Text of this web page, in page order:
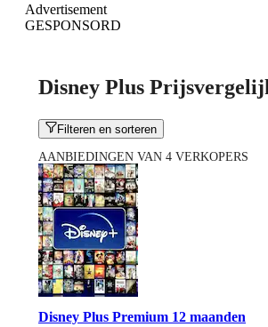
Advertisement
GESPONSORD
Disney Plus
Filteren en sorteren
AANBIEDINGEN VAN 4 VERKOPERS
Disney Plus Premium 12 maanden